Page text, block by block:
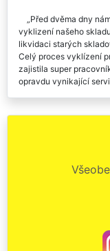
Před dvěma dny
vyklizení našeho
likvidaci starých
Celý proces vyklízení
zajistila super
opravdu vynikající
Prostějově bylo